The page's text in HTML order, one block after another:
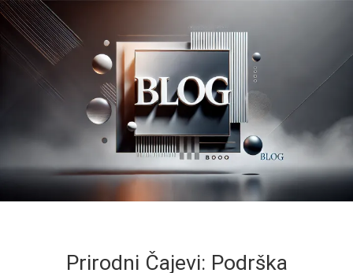
Prirodni Čajevi: Podrška